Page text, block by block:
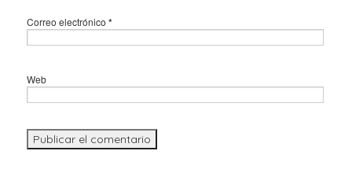
Correo electrónico *
Web